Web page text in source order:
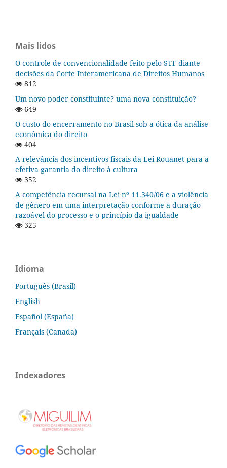
Mais lidos
O controle de convencionalidade feito pelo STF diante
decisões da Corte Interamericana de Direitos Humanos
812
Um novo poder constituinte? uma nova constituição?
649
O custo do encerramento no Brasil sob a ótica da análise
econômica do direito
404
A relevância dos incentivos fiscais da Lei Rouanet para a
efetiva garantia do direito à cultura
352
A competência recursal na Lei nº 11.340/06 e a violência
de gênero em uma interpretação conforme a duração
razoável do processo e o princípio da igualdade
325
Idioma
Português (Brasil)
English
Español (España)
Français (Canada)
Indexadores